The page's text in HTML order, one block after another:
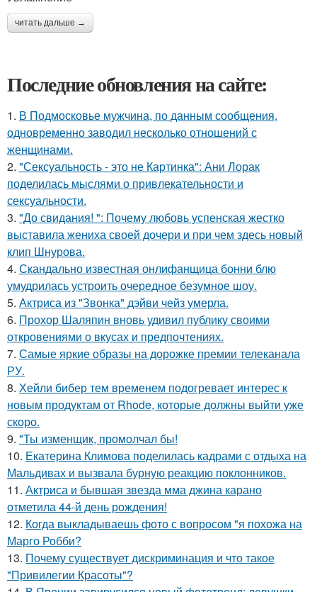
читать дальше →
Последние обновления на сайте:
1. В Подмосковье мужчина, по данным сообщения,
одновременно заводил несколько отношений с
женщинами.
2. "Сексуальность - это не Картинка": Ани Лорак
поделилась мыслями о привлекательности и
сексуальности.
3. "До свидания! ": Почему любовь успенская жестко
выставила жениха своей дочери и при чем здесь новый
клип Шнурова.
4. Скандально известная онлифанщица бонни блю
умудрилась устроить очередное безумное шоу.
5. Актриса из "Звонка" дэйви чейз умерла.
6. Прохор Шаляпин вновь удивил публику своими
откровениями о вкусах и предпочтениях.
7. Самые яркие образы на дорожке премии телеканала
РУ.
8. Хейли бибер тем временем подогревает интерес к
новым продуктам от Rhode, которые должны выйти уже
скоро.
9. "Ты изменщик, промолчал бы!
10. Екатерина Климова поделилась кадрами с отдыха на
Мальдивах и вызвала бурную реакцию поклонников.
11. Актриса и бывшая звезда мма джина карано
отметила 44-й день рождения!
12. Когда выкладываешь фото с вопросом "я похожа на
Марго Робби?
13. Почему существует дискриминация и что такое
"Привилегии Красоты"?